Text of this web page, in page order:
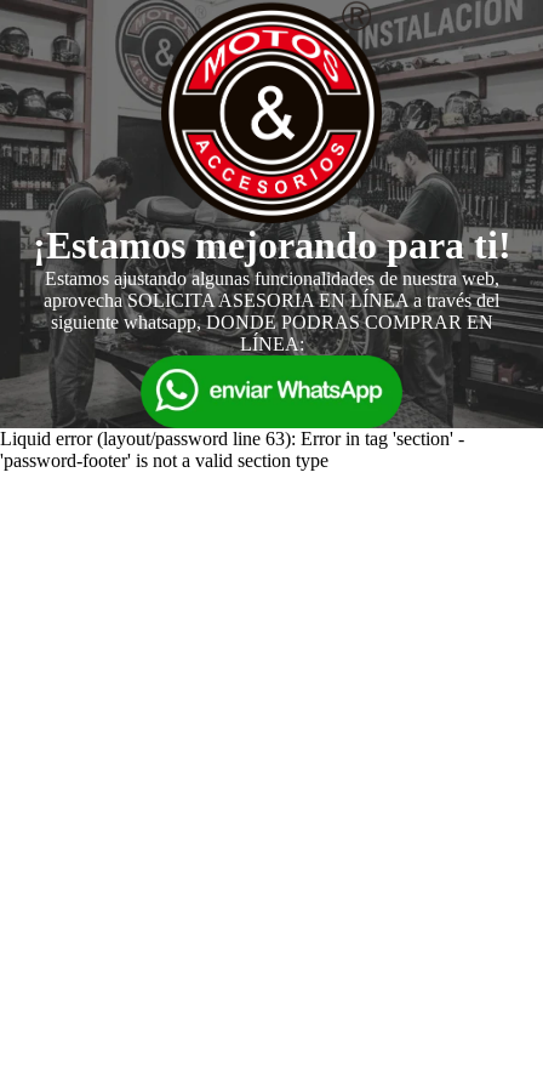
¡Estamos mejorando para ti!
Estamos ajustando algunas funcionalidades de nuestra web,
aprovecha SOLICITA ASESORIA EN LÍNEA a través del
siguiente whatsapp, DONDE PODRAS COMPRAR EN
LÍNEA:
Liquid error (layout/password line 63): Error in tag 'section' -
'password-footer' is not a valid section type